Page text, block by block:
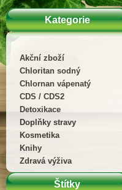
Kategorie
Akční zboží
Chloritan sodný
Chlornan vápenatý
CDS / CDS2
Detoxikace
Doplňky stravy
Kosmetika
Knihy
Zdravá výživa
Štítky